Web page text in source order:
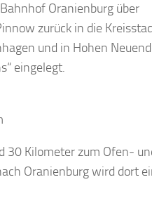
Oranienburg über
zurück in die
und in Hohen
eingelegt.
30 Kilometer zum Ofen-
Oranienburg wird dort